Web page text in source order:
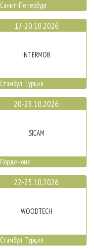
Санкт-Петербург
17-20.10.2026
INTERMOB
Стамбул, Турция
20-23.10.2026
SICAM
Порденоне
22-25.10.2026
WOODTECH
Стамбул, Турция